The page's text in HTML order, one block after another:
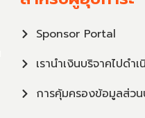
Sponsor Portal
เรานำเงินบริจาคไปดำ
การคุ้มครองข้อมูลส่ว